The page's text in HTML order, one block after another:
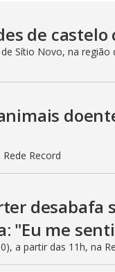
de
Sítio Novo, na região
Record
desabafa
"Eu me
a partir das 11h, na